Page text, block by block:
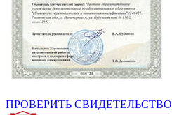
ПРОВЕРИТЬ СВИДЕТЕЛЬСТВО